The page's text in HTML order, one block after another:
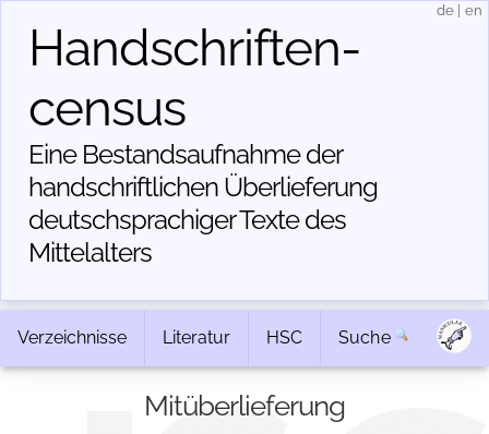
Handschriften­
census
Eine Bestandsaufnahme der
handschriftlichen Über­lieferung
deutschsprachiger Texte des
Mittelalters
de en
Verzeichnisse Literatur HSC Suche
Mitüberlieferung